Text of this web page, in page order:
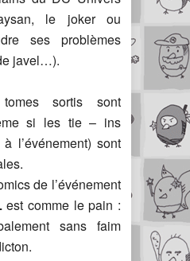
le joker ou
ses problèmes
javel…).
sortis sont
si les tie – ins
l’événement) sont
de l’événement
est comme le pain :
sans faim